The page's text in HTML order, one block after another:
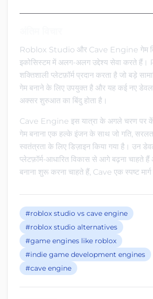
Roblox Studio और Cave Engine गेम
इकोसिस्टम में अलग-अलग उद्देश्य सेवा करते
शक्तिशाली प्लेटफ़ॉर्म प्रदान करता है जो बड़े
गेम बनाने के लिए उपयुक्त है और यह कई नए
अक्सर शुरुआत का बिंदु होता है।
Cave Engine इस यात्रा के अगले चरण पर
गेम बनाना एक हल्के इंजन के साथ जो गति,
स्वतंत्रता के लिए डिज़ाइन किया गया है। उन
प्लेटफ़ॉर्म-आधारित विकास से आगे बढ़ना चाहते
बनाना शुरू करना चाहते हैं, Cave एक स्पष्ट मार्ग
#roblox studio vs cave engine
#roblox studio alternatives
#game engines like roblox
#indie game development engines
#cave engine